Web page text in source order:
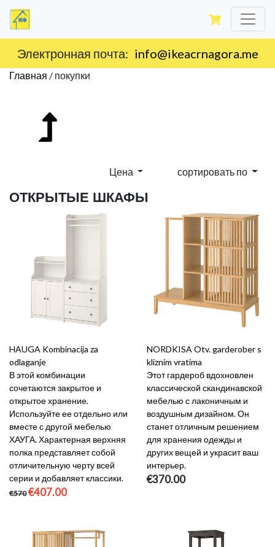
Доставка по территории Черногории.
Главная / покупки
Цена сортировать по
ОТКРЫТЫЕ ШКАФЫ
HAUGA Kombinacija za
odlaganje
В этой комбинации
сочетаются закрытое и
открытое хранение.
Используйте ее отдельно или
вместе с другой мебелью
ХАУГА. Характерная верхняя
полка представляет собой
отличительную черту всей
серии и добавляет классики.
€570 €407.00
NORDKISA Otv. garderober s
kliznim vratima
Этот гардероб вдохновлен
классической скандинавской
мебелью с лаконичным и
воздушным дизайном. Он
станет отличным решением
для хранения одежды и
других вещей и украсит ваш
интерьер.
€370.00